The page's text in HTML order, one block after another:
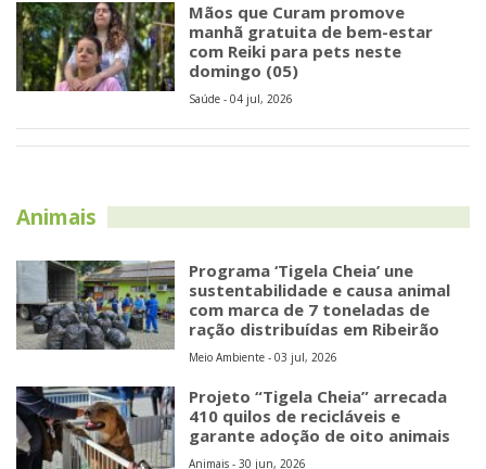
Mãos que Curam promove
manhã gratuita de bem-estar
com Reiki para pets neste
domingo (05)
Saúde - 04 jul, 2026
Animais
Programa ‘Tigela Cheia’ une
sustentabilidade e causa animal
com marca de 7 toneladas de
ração distribuídas em Ribeirão
Meio Ambiente - 03 jul, 2026
Projeto “Tigela Cheia” arrecada
410 quilos de recicláveis e
garante adoção de oito animais
Animais - 30 jun, 2026